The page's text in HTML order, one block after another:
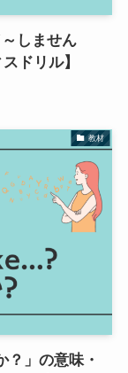
しません
ドリル】
教材
」の意味・